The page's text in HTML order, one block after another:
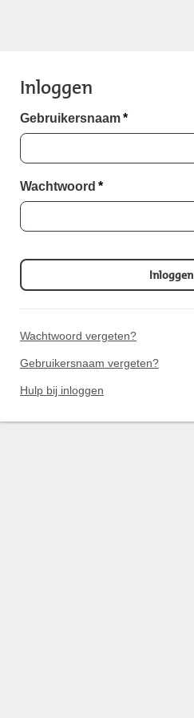
Inloggen
Gebruikersnaam*
Wachtwoord *
Inloggen
Wachtwoord vergeten?
Gebruikersnaam vergeten?
Hulp bij inloggen